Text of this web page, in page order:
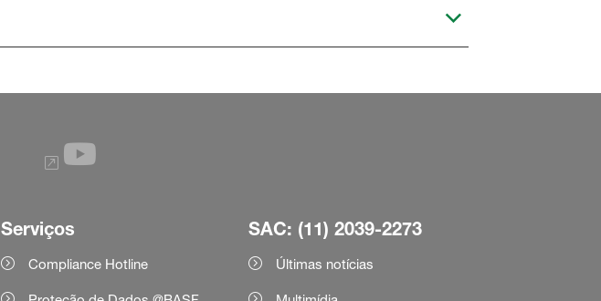
Serviços
Compliance Hotline
SAC: (11) 2039-2273
Últimas notícias